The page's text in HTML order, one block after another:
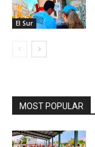
El Sur
MOST POPULAR